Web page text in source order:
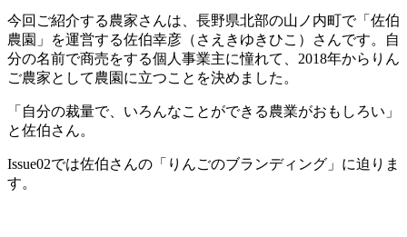
今回ご紹介する農家さんは、長野県北部の山ノ内町で「佐伯
農園」を運営する佐伯幸彦（さえきゆきひこ）さんです。自
分の名前で商売をする個人事業主に憧れて、2018年からりん
ご農家として農園に立つことを決めました。
「自分の裁量で、いろんなことができる農業がおもしろい」
と佐伯さん。
Issue02では佐伯さんの「りんごのブランディング」に迫りま
す。